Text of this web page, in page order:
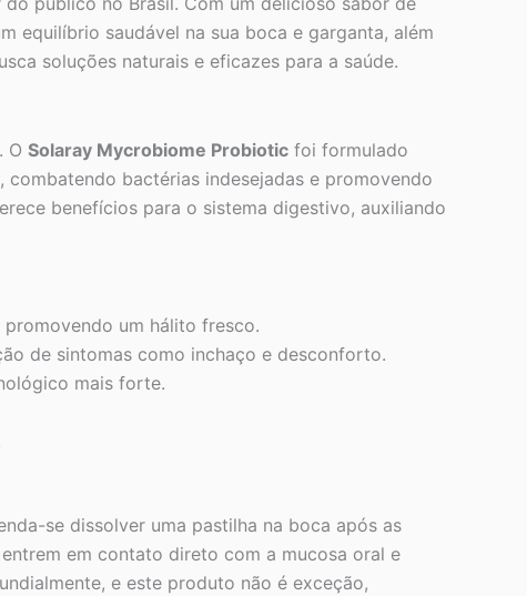
equilíbrio saudável na sua boca e garganta, além
soluções naturais e eficazes para a saúde.
O Solaray Mycrobiome Probiotic foi formulado
bactérias indesejadas e promovendo
benefícios para o sistema digestivo, auxiliando
um hálito fresco.
de sintomas como inchaço e desconforto.
mais forte.
se dissolver uma pastilha na boca após as
em contato direto com a mucosa oral e
e este produto não é exceção,